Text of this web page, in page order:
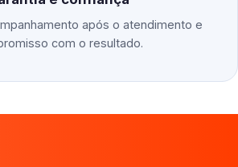
após o atendimento e
com o resultado.